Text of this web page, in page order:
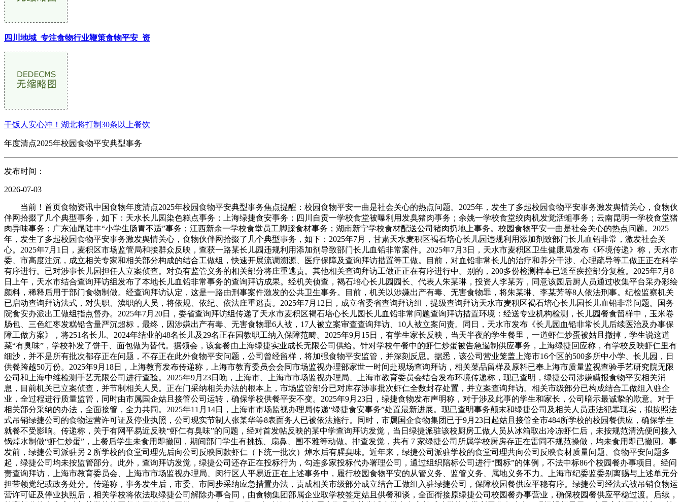
四川地域_专注食物行业鞭策食物平安_资
干饭人安心冲！湖北将打制30条以上餐饮
年度清点2025年校园食物平安典型事务
发布时间：
2026-07-03
当前！首页食物资讯中国食物年度清点2025年校园食物平安典型事务焦点提醒：校园食物平安一曲是社会关心的热点问题。2025年，发生了多起校园食物平安事务激发舆情关心，食物伙
伴网拾掇了几个典型事务，如下：天水长儿园染色糕点事务；上海绿捷食安事务；四川自贡一学校食堂被曝利用发臭猪肉事务；余姚一学校食堂绞肉机发觉活蛆事务；云南昆明一学校食堂猪
肉异味事务；广东汕尾陆丰“小学生肠胃不适”事务；江西新余一学校食堂员工脚踩食材事务；湖南新宁学校食材配送公司猪肉扔地上事务。校园食物平安一曲是社会关心的热点问题。2025
年，发生了多起校园食物平安事务激发舆情关心，食物伙伴网拾掇了几个典型事务，如下：2025年7月，甘肃天水麦积区褐石培心长儿园违规利用添加剂致部门长儿血铅非常，激发社会关
心。2025年7月1日，麦积区市场监管局和接群众反映，查获一路某长儿园违规利用添加剂导致部门长儿血铅非常案件。2025年7月3日，天水市麦积区卫生健康局发布《环境传递》称，天水市
委、市高度注沉，成立相关专家和相关部分构成的结合工做组，快速开展流调溯源、医疗保障及查询拜访措置等工做。目前，对血铅非常长儿的治疗和养分干涉、心理疏导等工做正正在科学
有序进行。已对涉事长儿园担任人立案侦查。对负有监管义务的相关部分将庄重逃责。其他相关查询拜访工做正正在有序进行中。别的，200多份检测样本已送至疾控部分复检。2025年7月8
日上午，天水市结合查询拜访组发布了本地长儿血铅非常事务的查询拜访成果。经机关侦查，褐石培心长儿园园长、代表人朱某琳，投资人李某芳，同意该园后厨人员通过收集平台采办彩绘
颜料，稀释后用于部门食物制做。经查询拜访认定，这是一路由刑事案件激发的公共卫生事务。目前，机关以涉嫌出产有毒、无害食物罪，将朱某琳、李某芳等8人依法刑事。纪检监察机关
已启动查询拜访法式，对失职、渎职的人员，将依规、依纪、依法庄重逃责。2025年7月12日，成立省委省查询拜访组，提级查询拜访天水市麦积区褐石培心长儿园长儿血铅非常问题。国务
院食安办派出工做组指点督办。2025年7月20日，委省查询拜访组传递了天水市麦积区褐石培心长儿园长儿血铅非常问题查询拜访措置环境：经送专业机构检测，长儿园餐食留样中，玉米卷
肠包、三色红枣发糕铅含量严沉超标，最终，因涉嫌出产有毒、无害食物罪6人被，17人被立案审查查询拜访、10人被立案问责。同日，天水市发布《长儿园血铅非常长儿后续医治及办事保
障工做方案》，将251名长儿、2024年结业的48名长儿及29名正在园教职工纳入保障范畴。2025年9月15日，有学生家长反映，当天半夜的学生餐里，一道虾仁炒蛋被姑且撤掉，学生说这道
菜“有臭味”，学校补发了饼干、面包做为替代。据领会，该套餐由上海绿捷实业成长无限公司供给。针对学校午餐中的虾仁炒蛋被告急遏制供应事务，上海绿捷回应称，有学校反映虾仁里有
细沙，并不是所有批次都存正在问题，不存正在此外食物平安问题，公司曾经留样，将加强食物平安监管，并深刻反思。据悉，该公司营业笼盖上海市16个区的500多所中小学、长儿园，日
供餐跨越50万份。2025年9月18日，上海教育发布传递称，上海市教育委员会会同市场监视办理部家世一时间赴现场查询拜访，相关菜品留样及原料已奉上海市质量监视查验手艺研究院无限
公司和上海中维检测手艺无限公司进行查验。2025年9月23日晚，上海市、上海市市场监视办理局、上海市教育委员会结合发布环境传递称，现已查明，绿捷公司涉嫌瞒报食物平安相关消
息，目前机关已立案侦查，并节制相关人员。正在门采纳相关办法的根本上，市场监管部分已对库存涉事批次虾仁全数封存处置，并立案查询拜访。相关市级部分已构成结合工做组入驻企
业，全过程进行质量监管，同时由市属国企姑且接管公司运转，确保学校供餐平安不变。2025年9月23日，绿捷食物发布声明称，对于涉及此事的学生和家长，公司暗示最诚挚的歉意。对于
相关部分采纳的办法，全面接管，全力共同。2025年11月14日，上海市市场监视办理局传递“绿捷食安事务”处置最新进展。现已查明事务颠末和绿捷公司及相关人员违法犯罪现实，拟按照法
式吊销绿捷公司的食物运营许可证及停业执照，公司现实节制人张某华等8表面务人已被依法施行。同时，市属国企食物集团已于9月23日起姑且接管全市484所学校的校园餐供应，确保学生
就餐不受影响。传递称，关于有网平易近反映“虾仁有臭味”的问题，经对首发帖反映的某中学查询拜访发觉，当日绿捷派驻该校厨房工做人员从冰箱取出冷冻虾仁后，未按规范清洗便间接入
锅焯水制做“虾仁炒蛋”，上餐后学生未食用即撤回，期间部门学生有挑拣、扇鼻、围不雅等动做。排查发觉，共有 7 家绿捷公司所属学校厨房存正在雷同不规范操做，均未食用即已撤回。事
发前，绿捷公司派驻另 2 所学校的食堂司理先后向公司反映同款虾仁（下统一批次）焯水后有腥臭味。近年来，绿捷公司派驻学校的食堂司理共向公司反映食材质量问题、食物平安问题多
起，绿捷公司均未按监管部分。此外，查询拜访发觉，绿捷公司还存正在投标行为，勾连多家投标代办署理公司，通过组织陪标公司进行“围标”的体例，不法中标86个校园餐办事项目。经问
责查询拜访，上海市教育委员会、上海市市场监视办理局、闵行区人平易近正在上述事务中，履行校园食物平安的从管义务、监管义务、属地义务不力。上海市纪委监委别离赐与上述单元分
担带领党纪或政务处分。传递称，事务发生后，市委、市同步采纳应急措置办法，责成相关市级部分成立结合工做组入驻绿捷公司，保障校园餐供应平稳有序。绿捷公司经法式被吊销食物运
营许可证及停业执照后，相关学校将依法取绿捷公司解除办事合同，由食物集团部属企业取学校签定姑且供餐和谈，全面衔接原绿捷公司校园餐办事营业，确保校园餐供应平稳过渡。后续，